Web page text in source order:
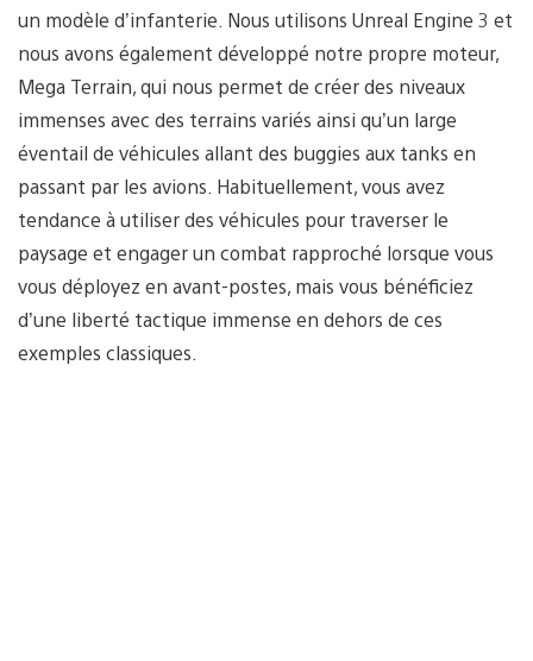
un modèle d’infanterie. Nous utilisons Unreal Engine 3 et
nous avons également développé notre propre moteur,
Mega Terrain, qui nous permet de créer des niveaux
immenses avec des terrains variés ainsi qu’un large
éventail de véhicules allant des buggies aux tanks en
passant par les avions. Habituellement, vous avez
tendance à utiliser des véhicules pour traverser le
paysage et engager un combat rapproché lorsque vous
vous déployez en avant-postes, mais vous bénéficiez
d’une liberté tactique immense en dehors de ces
exemples classiques.